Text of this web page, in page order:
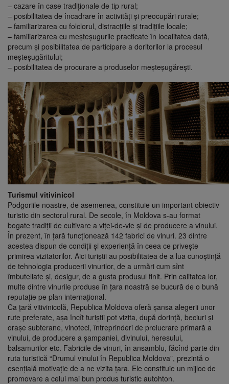
– cazare în case tradiţionale de tip rural;
– posibilitatea de încadrare în activităţi şi preocupări rurale;
– familiarizarea cu folclorul, distracţiile şi tradiţiile locale;
– familiarizarea cu meşteşugurile practicate în localitatea dată,
precum şi posibilitatea de participare a doritorilor la procesul
meşteşugăritului;
– posibilitatea de procurare a produselor meşteşugăreşti.
Turismul vitivinicol
Podgoriile noastre, de asemenea, constituie un important obiectiv
turistic din sectorul rural. De secole, în Moldova s-au format
bogate tradiţii de cultivare a viţei-de-vie şi de producere a vinului.
În prezent, în ţară funcţionează 142 fabrici de vinuri. 23 dintre
acestea dispun de condiţii şi experienţă în ceea ce priveşte
primirea vizitatorilor. Aici turiştii au posibilitatea de a lua cunoştinţă
de tehnologia producerii vinurilor, de a urmări cum sînt
îmbuteliate şi, desigur, de a gusta produsul finit. Prin calitatea lor,
multe dintre vinurile produse în ţara noastră se bucură de o bună
reputaţie pe plan internaţional.
Ca ţară vitivinicolă, Republica Moldova oferă şansa alegerii unor
rute preferate, aşa încît turiştii pot vizita, după dorinţă, beciuri şi
oraşe subterane, vinoteci, întreprinderi de prelucrare primară a
vinului, de producere a şampaniei, divinului, heresului,
balsamurilor etc. Fabricile de vinuri, în ansamblu, făcînd parte din
ruta turistică “Drumul vinului în Republica Moldova”, prezintă o
esenţială motivaţie de a ne vizita ţara. Ele constituie un mijloc de
promovare a celui mai bun produs turistic autohton.